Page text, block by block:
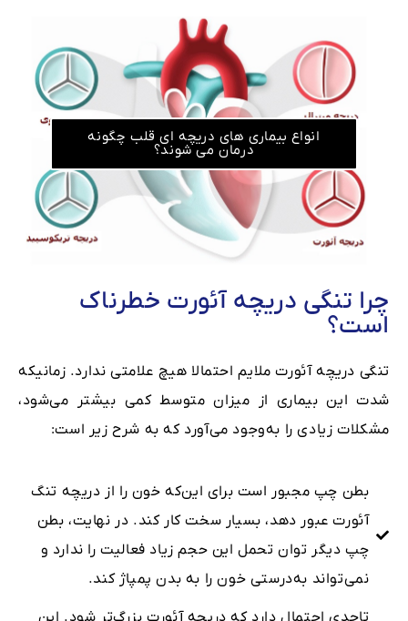
انواع بیماری های دریچه ای قلب چگونه
درمان می شوند؟
چرا تنگی دریچه آئورت خطرناک
است؟
تنگی دریچه آئورت ملایم احتمالا هیچ علامتی ندارد. زمانیکه
‌شدت این بیماری از میزان متوسط کمی بیشتر می‌شود،
مشکلات زیادی را به‌وجود می‌آورد که به شرح زیر است:
بطن چپ مجبور است برای این‌که خون را از دریچه تنگ
آئورت عبور دهد، بسیار سخت کار کند. در نهایت، بطن
چپ دیگر توان تحمل این حجم زیاد فعالیت را ندارد و
نمی‌تواند به‌درستی خون را به بدن پمپاژ کند.